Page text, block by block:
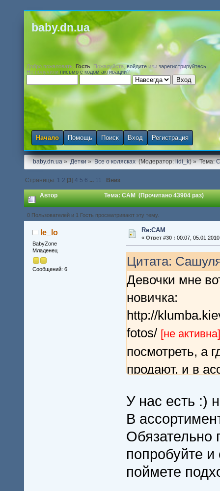
baby.dn.ua
Добро пожаловать, Гость . Пожалуйста,войдите или зарегистрируйтесь
Не получили письмо с кодом активации?
Начало Помощь Поиск Вход Регистрация
baby.dn.ua» Детки» Все о колясках (Модератор:lidi_k) » Тема:
Страницы: 1 2 [3] 4 5 6 ... 11 Вниз
Автор Тема: CAM (Прочитано 43904 раз)
0 Пользователей и 1 Гость просматривают эту тему.
le_lo
BabyZone
Младенец
Сообщений: 6
Re:CAM
« Ответ #30 : 00:07,
Цитата:
Девочки мне
новичка:
http://
fotos/ [не активна]
посмотреть, а
продают, и в
У нас есть :)
В
Обязательно
попробуйте и
поймете